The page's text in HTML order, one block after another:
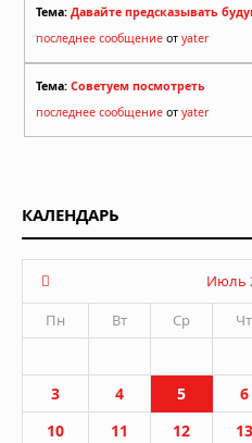
Тема: Давайте предсказывать
последнее сообщение от yater
Тема: Советуем посмотреть
последнее сообщение от yater
КАЛЕНДАРЬ
Июль
Пн
Вт Ср Чт
3
4 5 6
10
11 12 13